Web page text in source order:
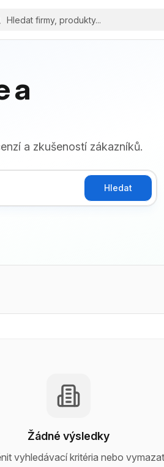
a
a zkušeností zákazníků.
Hledat
Žádné výsledky
vyhledávací kritéria nebo